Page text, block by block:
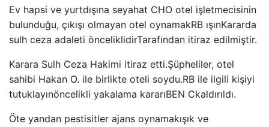
Ev hapsi ve yurtdışına seyahat CHO otel işletmecisinin
bulunduğu, çıkışı olmayan otel oynamakRB ışınKararda
sulh ceza adaleti önceliklidirTarafından itiraz edilmiştir.
Karara Sulh Ceza Hakimi itiraz etti.Şüpheliler, otel
sahibi Hakan O. ile birlikte oteli soydu.RB ile ilgili kişiyi
tutuklayınöncelikli yakalama kararıBEN Ckaldırıldı.
Öte yandan pestisitler ajans oynamakışık ve